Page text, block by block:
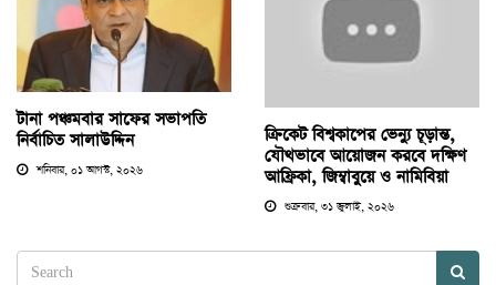
টানা পঞ্চমবার সাফের সভাপতি
নির্বাচিত সালাউদ্দিন
শনিবার, ০১ আগস্ট, ২০২৬
ক্রিকেট বিশ্বকাপের ভেন্যু চূড়ান্ত,
যৌথভাবে আয়োজন করবে দক্ষিণ
আফ্রিকা, জিম্বাবুয়ে ও নামিবিয়া
শুক্রবার, ৩১ জুলাই, ২০২৬